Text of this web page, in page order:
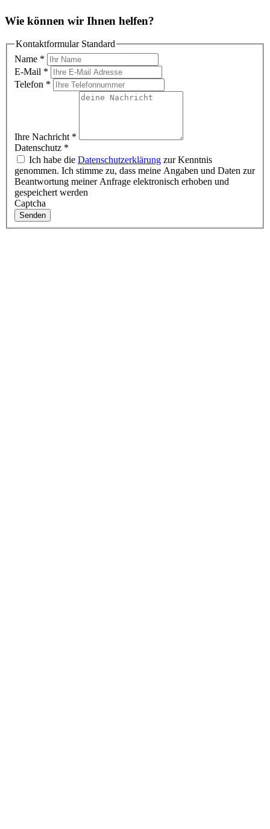
Wie können wir Ihnen helfen?
Kontaktformular Standard
Name *
E-Mail *
Telefon *
Ihre Nachricht *
Datenschutz *
Ich habe die Datenschutzerklärung zur Kenntnis
genommen. Ich stimme zu, dass meine Angaben und Daten zur
Beantwortung meiner Anfrage elektronisch erhoben und
gespeichert werden
Captcha
Senden